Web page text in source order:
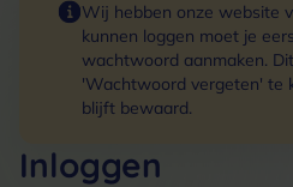
Wij hebben onze website
kunnen loggen moet je
wachtwoord aanmaken.
'Wachtwoord vergeten' te
blijft bewaard.
Inloggen